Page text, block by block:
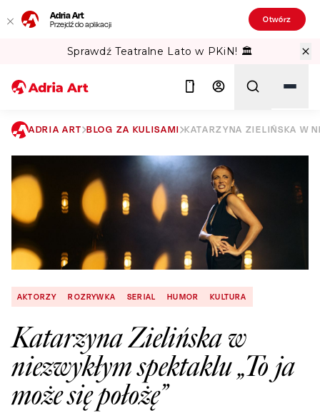
Adria Art
Przejdź do aplikacji Otwórz
Sprawdź Teatralne Lato w PKiN! 🏛️
Szukaj
ADRIA ART BLOG ZA KULISAMI KATARZYNA ZIELIŃSKA W
AKTORZY ROZRYWKA SERIAL HUMOR KULTURA
Katarzyna Zielińska w
niezwykłym spektaklu „To ja
może się położę”